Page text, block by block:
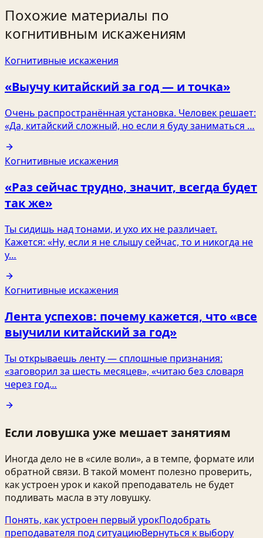
Похожие материалы по
когнитивным искажениям
Когнитивные искажения
«Выучу китайский за год — и точка»
Очень распространённая установка. Человек решает:
«Да, китайский сложный, но если я буду заниматься …
Когнитивные искажения
«Раз сейчас трудно, значит, всегда будет
так же»
Ты сидишь над тонами, и ухо их не различает.
Кажется: «Ну, если я не слышу сейчас, то и никогда не
у…
Когнитивные искажения
Лента успехов: почему кажется, что «все
выучили китайский за год»
Ты открываешь ленту — сплошные признания:
«заговорил за шесть месяцев», «читаю без словаря
через год…
Если ловушка уже мешает занятиям
Иногда дело не в «силе воли», а в темпе, формате или
обратной связи. В такой момент полезно проверить,
как устроен урок и какой преподаватель не будет
подливать масла в эту ловушку.
Понять, как устроен первый урокПодобрать
преподавателя под ситуациюВернуться к выбору